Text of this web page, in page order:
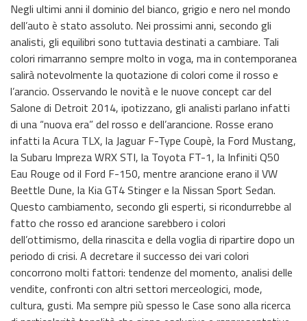
Negli ultimi anni il dominio del bianco, grigio e nero nel mondo
dell’auto è stato assoluto. Nei prossimi anni, secondo gli
analisti, gli equilibri sono tuttavia destinati a cambiare. Tali
colori rimarranno sempre molto in voga, ma in contemporanea
salirà notevolmente la quotazione di colori come il rosso e
l’arancio. Osservando le novità e le nuove concept car del
Salone di Detroit 2014, ipotizzano, gli analisti parlano infatti
di una “nuova era” del rosso e dell’arancione. Rosse erano
infatti la Acura TLX, la Jaguar F-Type Coupè, la Ford Mustang,
la Subaru Impreza WRX STI, la Toyota FT-1, la Infiniti Q50
Eau Rouge od il Ford F-150, mentre arancione erano il VW
Beettle Dune, la Kia GT4 Stinger e la Nissan Sport Sedan.
Questo cambiamento, secondo gli esperti, si ricondurrebbe al
fatto che rosso ed arancione sarebbero i colori
dell’ottimismo, della rinascita e della voglia di ripartire dopo un
periodo di crisi. A decretare il successo dei vari colori
concorrono molti fattori: tendenze del momento, analisi delle
vendite, confronti con altri settori merceologici, mode,
cultura, gusti. Ma sempre più spesso le Case sono alla ricerca